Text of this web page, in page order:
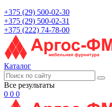
+375 (29) 500-02-30
+375 (29) 500-02-31
+375 (222) 74-78-00
Каталог
Все результаты
0 0 0